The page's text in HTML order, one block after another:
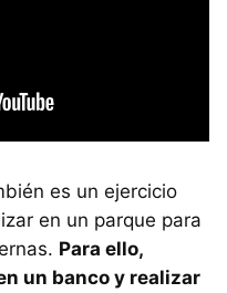
es un ejercicio
en un parque para
Para ello,
un banco y realizar